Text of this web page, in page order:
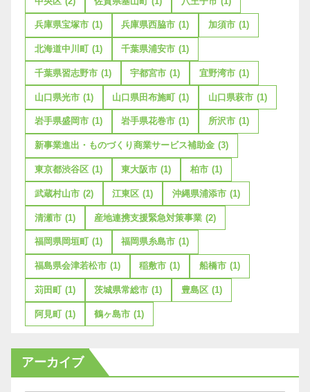
兵庫県宝塚市 (1) 兵庫県西脇市 (1) 加須市 (1)
北海道中川町 (1) 千葉県浦安市 (1)
千葉県習志野市 (1) 宇都宮市 (1) 宜野湾市 (1)
山口県光市 (1) 山口県田布施町 (1) 山口県萩市 (1)
岩手県盛岡市 (1) 岩手県花巻市 (1) 所沢市 (1)
新事業進出・ものづくり商業サービス補助金 (3)
東京都渋谷区 (1) 東大阪市 (1) 柏市 (1)
武蔵村山市 (2) 江東区 (1) 沖縄県浦添市 (1)
清瀬市 (1) 産地連携支援緊急対策事業 (2)
福岡県岡垣町 (1) 福岡県糸島市 (1)
福島県会津若松市 (1) 稲敷市 (1) 船橋市 (1)
苅田町 (1) 茨城県常総市 (1) 豊島区 (1)
阿見町 (1) 鶴ヶ島市 (1)
アーカイブ